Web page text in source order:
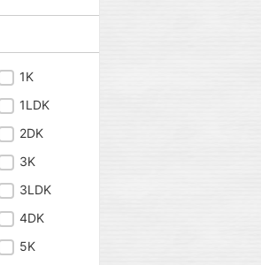
1K
1LDK
2DK
3K
3LDK
4DK
5K